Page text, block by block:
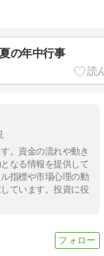
の年中行事
。資金の流れや動き
なる情報を提供して
指標や市場心理の動
ています。投資に役